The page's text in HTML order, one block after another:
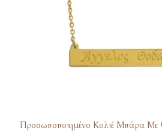
Προσωποποιημένο Κολιέ Μπάρα